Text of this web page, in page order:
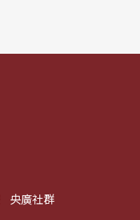
央廣社群